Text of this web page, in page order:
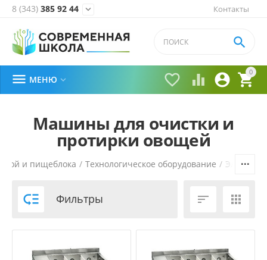
Контакты
8 (343) 385 92 44 
0


 

 МЕНЮ 
Машины для очистки и
протирки овощей
и пищеблока / Технологическое оборудование /
 Фильтры  